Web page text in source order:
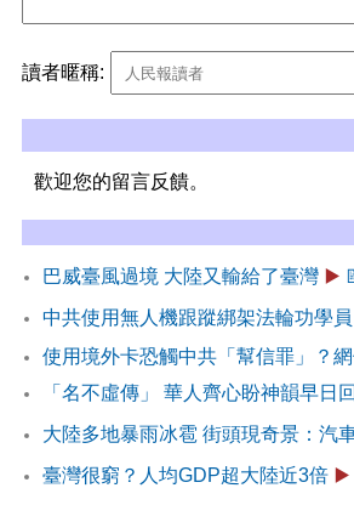
讀者暱稱:
歡迎您的留言反饋。
巴威臺風過境 大陸又輸給了臺灣 ▶️
中共使用無人機跟蹤綁架法輪功學員
使用境外卡恐觸中共「幫信罪」？
「名不虛傳」 華人齊心盼神韻早日
大陸多地暴雨冰雹 街頭現奇景：汽
臺灣很窮？人均GDP超大陸近3倍 ▶️